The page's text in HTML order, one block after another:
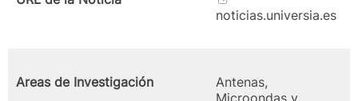
noticias.universia.es
Areas de Investigación
Antenas,
Microondas y